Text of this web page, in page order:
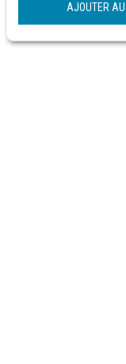
AJOUTER